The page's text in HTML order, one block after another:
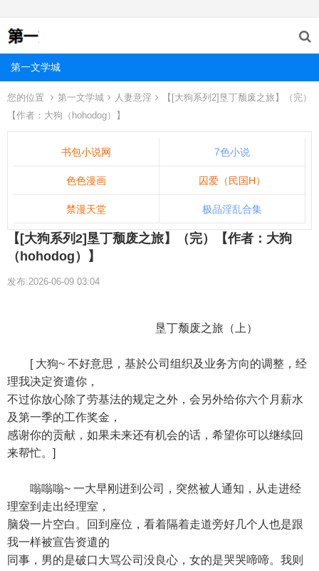
第一文学城
您的位置 第一文学城 人妻意淫
【[大狗系列2]垦丁颓废之旅】（完）
【作者：大狗（hohodog）】
书包小说网 7色小说
色色漫画 囚爱（民国H）
禁漫天堂 极品淫乱合集
【[大狗系列2]垦丁颓废之旅】（完）【作者：大狗
（hohodog）】
发布:2026-06-09 03:04
垦丁颓废之旅（上）
[ 大狗~ 不好意思，基於公司组织及业务方向的调整，经
理我决定资遣你，
不过你放心除了劳基法的规定之外，会另外给你六个月薪水
及第一季的工作奖金，
感谢你的贡献，如果未来还有机会的话，希望你可以继续回
来帮忙。]
嗡嗡嗡~ 一大早刚进到公司，突然被人通知，从走进经
理室到走出经理室，
脑袋一片空白。回到座位，看着隔着走道旁好几个人也是跟
我一样被宣告资遣的
同事，男的是破口大骂公司没良心，女的是哭哭啼啼。我则